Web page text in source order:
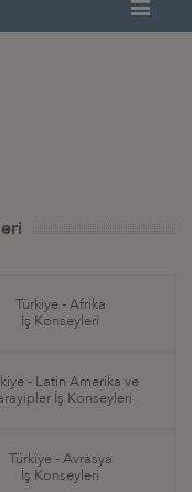
Türkiye - Afrika
İş Konseyleri
- Latin Amerika ve
İş Konseyleri
Türkiye - Avrasya
İş Konseyleri